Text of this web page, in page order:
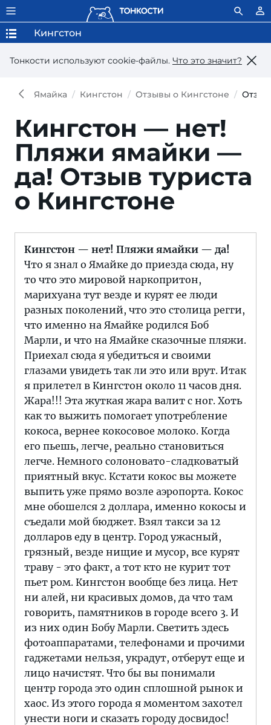
Тонкости используют сookie-файлы. Что это значит?
Кингстон
Ямайка Кингстон Отзывы о Кингстоне Отзыв
Кингстон — нет!
Пляжи ямайки —
да! Отзыв туриста
о Кингстоне
Кингстон — нет! Пляжи ямайки — да!
Что я знал о Ямайке до приезда сюда, ну
то что это мировой наркопритон,
марихуана тут везде и курят ее люди
разных поколений, что это столица регги,
что именно на Ямайке родился Боб
Марли, и что на Ямайке сказочные пляжи.
Приехал сюда я убедиться и своими
глазами увидеть так ли это или врут. Итак
я прилетел в Кингстон около 11 часов дня.
Жара!!! Эта жуткая жара валит с ног. Хоть
как то выжить помогает употребление
кокоса, вернее кокосовое молоко. Когда
его пьешь, легче, реально становиться
легче. Немного солоновато-сладковатый
приятный вкус. Кстати кокос вы можете
выпить уже прямо возле аэропорта. Кокос
мне обошелся 2 доллара, именно кокосы и
съедали мой бюджет. Взял такси за 12
долларов еду в центр. Город ужасный,
грязный, везде нищие и мусор, все курят
траву - это факт, а тот кто не курит тот
пьет ром. Кингстон вообще без лица. Нет
ни алей, ни красивых домов, да что там
говорить, памятников в городе всего 3. И
из них один Бобу Марли. Светить здесь
фотоаппаратами, телефонами и прочими
гаджетами нельзя, украдут, отберут еще и
лицо начистят. Что бы вы понимали
центр города это один сплошной рынок и
хаос. Из этого города я моментом захотел
унести ноги и сказать городу досвидос!